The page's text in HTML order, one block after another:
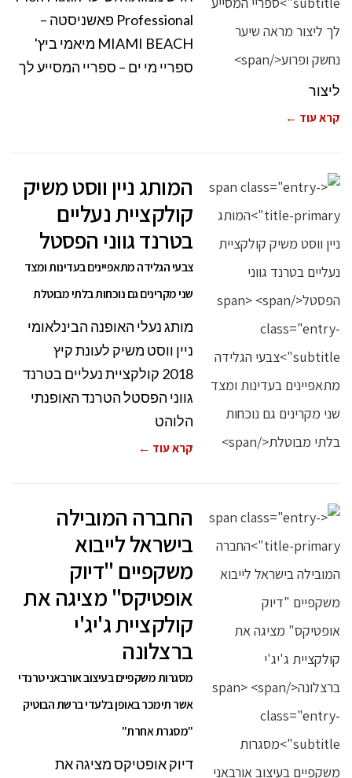
Professional פאשניסטה –
MIAMI BEACH מיאמי ביץ'
ספריי מי ים – ספריי המסייע לך
ליצור
קרא עוד ←
המותג ניין ווסט משיק
קולקציית נעליים
בטרנד גווני הפסטל
צבעי הגלידה מתאפיינים בעדינות ומצד
שני מקרינים גם נוכחות בלתי מבוטלת
מותג נעלי האופנה הבינלאומי
ניין ווסט משיק לעונת קיץ
2018 קולקציית נעליים בטרנד
גווני הפסטל הטרנד האופנתי
הלוהט
קרא עוד ←
החברה המובילה
בישראל לייבוא
משקפיים "דיוק
אופטיקס" מציגה את
קולקציית ג'יג'י
ברצלונה
מסגרות משקפיים בעיצוב אורבאני טרנדי
אשר תימכר באופן בלעדי ברשת הבוטיק
"מסגרת אחרת"
דיוק אופטיקס מציגה את